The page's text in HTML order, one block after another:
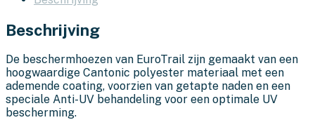
Beschrijving
De beschermhoezen van EuroTrail zijn gemaakt van een
hoogwaardige Cantonic polyester materiaal met een
ademende coating, voorzien van getapte naden en een
speciale Anti-UV behandeling voor een optimale UV
bescherming.